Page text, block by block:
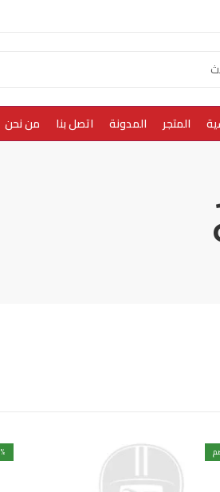
المتجر المدونة اتصل بنا من نحن
% خصم